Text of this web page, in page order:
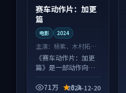
赛车动作片：加更
篇
电影 2024
主演： 杨紫、木村拓哉
等
《赛车动作片：加更
篇》是一部动作向电
全，观感爽快不拖
71万 8.3
2024-12-20